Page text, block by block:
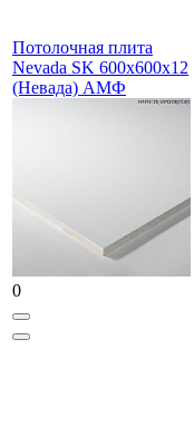
Потолочная плита
Nevada SK 600x600x12
(Невада) АМФ
0